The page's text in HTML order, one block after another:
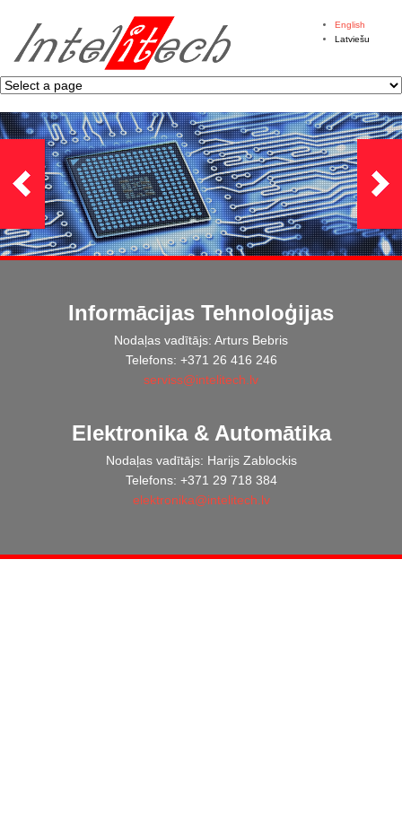
English
Latviešu
Informācijas Tehnoloģijas
Nodaļas vadītājs: Arturs Bebris
Telefons: +371 26 416 246
serviss@intelitech.lv
Elektronika & Automātika
Nodaļas vadītājs: Harijs Zablockis
Telefons: +371 29 718 384
elektronika@intelitech.lv